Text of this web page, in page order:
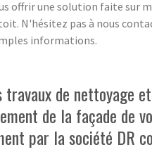
offrir une solution faite sur
N'hésitez pas à nous
informations.
travaux de nettoyage et
de la façade de
par la société DR